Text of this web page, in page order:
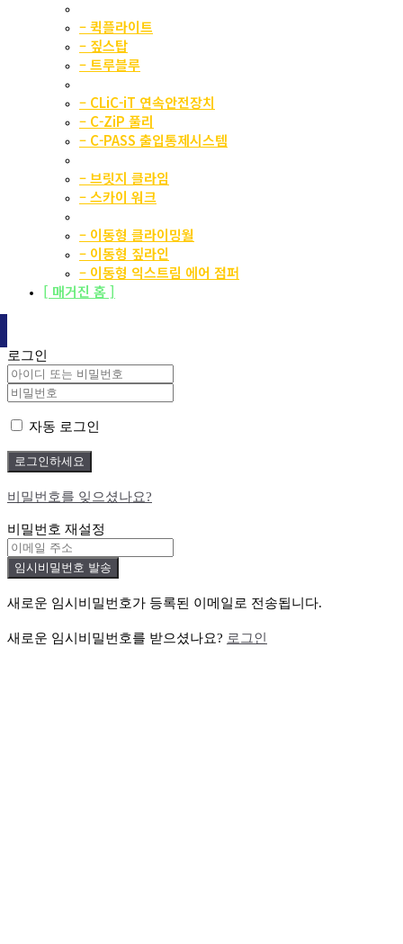
– 퀵플라이트
– 짚스탑
– 트루블루
– CLiC-iT 연속안전장치
– C-ZiP 풀리
– C-PASS 출입통제시스템
– 브릿지 클라임
– 스카이 워크
– 이동형 클라이밍월
– 이동형 짚라인
– 이동형 익스트림 에어 점퍼
[ 매거진 홈 ]
로그인
자동 로그인
비밀번호를 잊으셨나요?
비밀번호 재설정
새로운 임시비밀번호가 등록된 이메일로 전송됩니다.
새로운 임시비밀번호를 받으셨나요? 로그인